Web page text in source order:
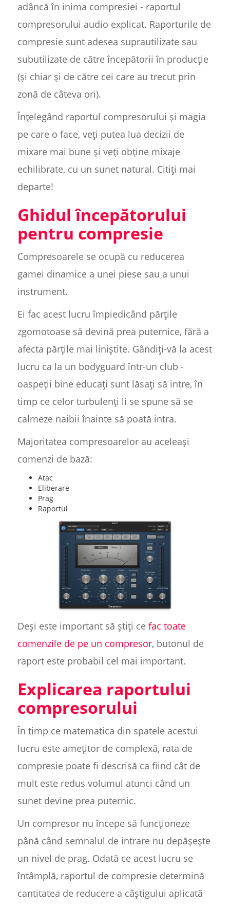
adâncă în inima compresiei - raportul
compresorului audio explicat. Raporturile de
compresie sunt adesea suprautilizate sau
subutilizate de către începătorii în producție
(și chiar și de către cei care au trecut prin
zonă de câteva ori).
Înțelegând raportul compresorului și magia
pe care o face, veți putea lua decizii de
mixare mai bune și veți obține mixaje
echilibrate, cu un sunet natural. Citiți mai
departe!
Ghidul începătorului
pentru compresie
Compresoarele se ocupă cu reducerea
gamei dinamice a unei piese sau a unui
instrument.
Ei fac acest lucru împiedicând părțile
zgomotoase să devină prea puternice, fără a
afecta părțile mai liniștite. Gândiți-vă la acest
lucru ca la un bodyguard într-un club -
oaspeții bine educați sunt lăsați să intre, în
timp ce celor turbulenți li se spune să se
calmeze naibii înainte să poată intra.
Majoritatea compresoarelor au aceleași
comenzi de bază:
Atac
Eliberare
Prag
Raportul
Deși este important să știți ce fac toate
comenzile de pe un compresor, butonul de
raport este probabil cel mai important.
Explicarea raportului
compresorului
În timp ce matematica din spatele acestui
lucru este amețitor de complexă, rata de
compresie poate fi descrisă ca fiind cât de
mult este redus volumul atunci când un
sunet devine prea puternic.
Un compresor nu începe să funcționeze
până când semnalul de intrare nu depășește
un nivel de prag. Odată ce acest lucru se
întâmplă, raportul de compresie determină
cantitatea de reducere a câștigului aplicată